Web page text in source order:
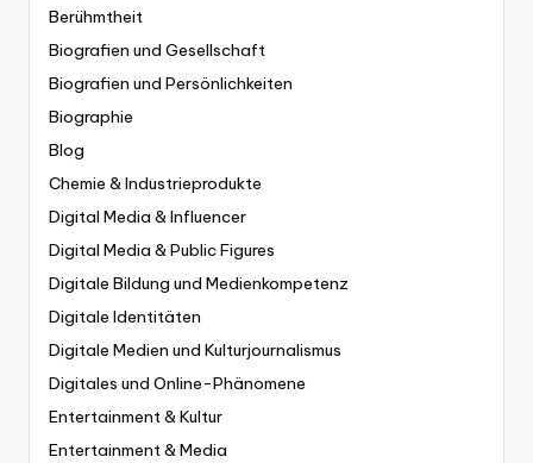
Berühmtheit
Biografien und Gesellschaft
Biografien und Persönlichkeiten
Biographie
Blog
Chemie & Industrieprodukte
Digital Media & Influencer
Digital Media & Public Figures
Digitale Bildung und Medienkompetenz
Digitale Identitäten
Digitale Medien und Kulturjournalismus
Digitales und Online-Phänomene
Entertainment & Kultur
Entertainment & Media